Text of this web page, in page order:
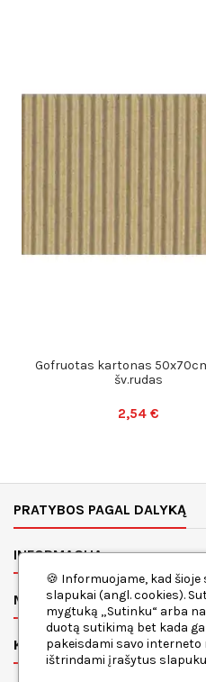
Gofruotas kartonas
šv.rudas
2,54 €
PRATYBOS PAGAL DALYKĄ
INFORMACIJA
MANO PASKYRA
KONTAKTAI
🍪 Informuojame, kad
slapukai (angl. cookies).
mygtuką „Sutinku“ arba
duotą sutikimą bet kada
pakeisdami savo
ištrindami įrašytus